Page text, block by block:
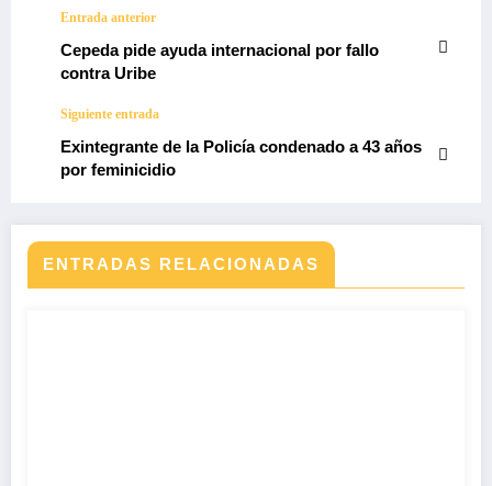
Entrada anterior
Cepeda pide ayuda internacional por fallo
contra Uribe
Siguiente entrada
Exintegrante de la Policía condenado a 43 años
por feminicidio
ENTRADAS RELACIONADAS